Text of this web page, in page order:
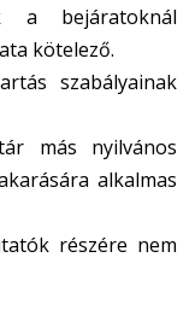
a bejáratoknál
kötelező.
szabályainak
más nyilvános
alkalmas
részére nem